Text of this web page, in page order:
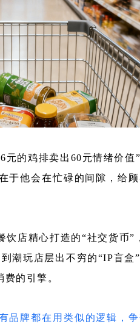
的鸡排卖出60元情绪价值
于他会在忙碌的间隙，给
店精心打造的“社交货币”
潮玩店层出不穷的“IP盲
的引擎。
品牌都在用类似的逻辑，